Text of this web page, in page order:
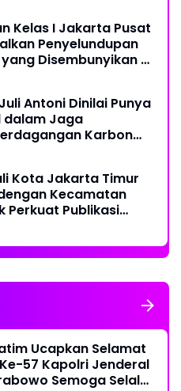
Kelas I Jakarta Pusat
Penyelundupan
Disembunyikan di
Antoni Dinilai Punya
dalam Jaga
Karbon
Kota Jakarta Timur
Kecamatan
Perkuat Publikasi
Ucapkan Selamat
57 Kapolri Jenderal
Semoga Selalu